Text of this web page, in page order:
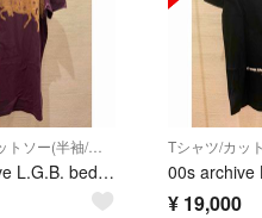
Tシャツ/カットソー(半袖/袖なし)
00s archive L.G.B. bedrock t-shirt tシャツ
¥ 19,000